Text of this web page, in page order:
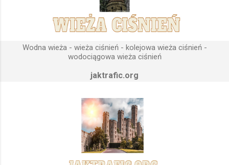
Konstrukcja, aby mogła być w pełni funkcjonalna musi zostać
wybudowana na najwyższym lokalnym wzniesieniu. Ponieważ
gromadząca się woda w zbiorniku wieży ciśnień musi być
umieszczona wyżej, niż instalacje wodne znajdujące się u
odbiorców. Schema...
Wodna wieża - wieża ciśnień - kolejowa wieża ciśnień -
wodociągowa wieża ciśnień
jaktrafic.org